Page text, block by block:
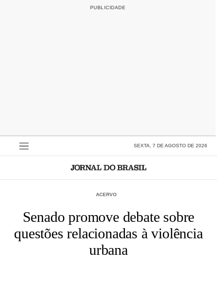
SEXTA, 7 DE AGOSTO DE 2026
ACERVO
Senado promove debate sobre
questões relacionadas à violência
urbana